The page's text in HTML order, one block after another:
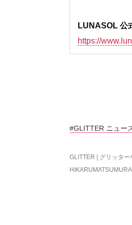
LUNASOL 公
https://
#GLITTER ニュー
GLITTER | グリッタ